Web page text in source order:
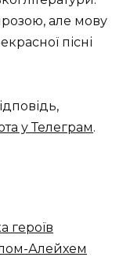
але мову
пісні
у Телеграм.
героїв
Алейхем